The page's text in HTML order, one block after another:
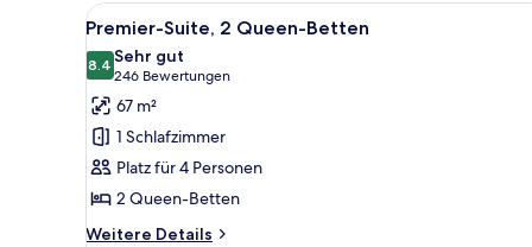
Alle
Fotos
für
Premier-
Suite,
2 Queen-
Betten
anzeigen
Ein Hotelzimmer mit zwei
4
Premier-Suite, 2 Queen-Betten
8.48.4 von 10
Sehr gut
246 Bewertungen
(246
Bewertungen)
67 m²
1 Schlafzimmer
Platz für 4 Personen
2 Queen-Betten
Weitere Details
Weitere